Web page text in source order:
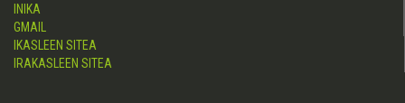
INIKA
GMAIL
IKASLEEN SITEA
IRAKASLEEN SITEA